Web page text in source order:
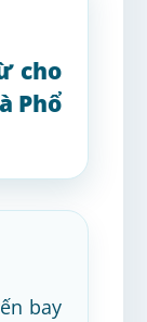
cho
Phổ
bay